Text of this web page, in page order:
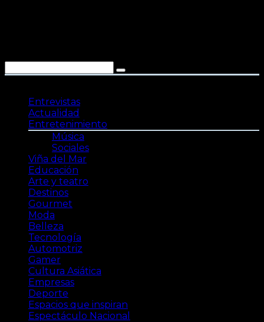
Entrevistas
Actualidad
Entretenimiento
Música
Sociales
Viña del Mar
Educación
Arte y teatro
Destinos
Gourmet
Moda
Belleza
Tecnología
Automotriz
Gamer
Cultura Asiática
Empresas
Deporte
Espacios que inspiran
Espectáculo Nacional